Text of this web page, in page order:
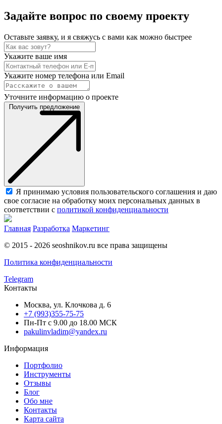
Задайте вопрос по своему проекту
Оставьте заявку, и я свяжусь с вами как можно быстрее
Укажите ваше имя
Укажите номер телефона или Email
Уточните информацию о проекте
Получить предложение
Я принимаю условия пользовательского соглашения и даю
свое согласие на обработку моих персональных данных в
соответствии с политикой конфиденциальности
Главная Разработка Маркетинг
© 2015 - 2026 seoshnikov.ru все права защищены
Политика конфиденциальности
Telegram
Контакты
Москва, ул. Клочкова д. 6
+7 (993)355-75-75
Пн-Пт с 9.00 до 18.00 МСК
pakulinvladim@yandex.ru
Информация
Портфолио
Инструменты
Отзывы
Блог
Обо мне
Контакты
Карта сайта